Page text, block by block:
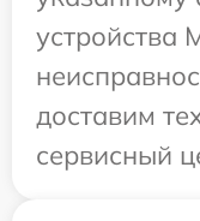
устройства
доставим
сервисный